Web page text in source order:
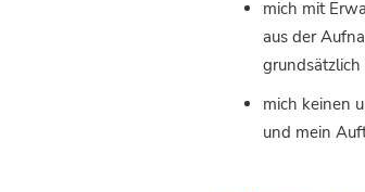
mich mit
aus der
mich keinen
und mein